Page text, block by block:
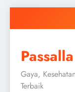
Passalla
Gaya,
Terbaik